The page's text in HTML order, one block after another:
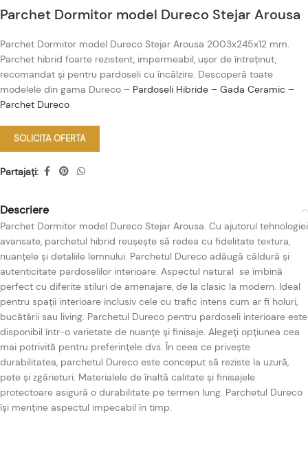
Parchet Dormitor model Dureco Stejar Arousa
Parchet Dormitor model Dureco Stejar Arousa 2003x245x12 mm.
Parchet hibrid foarte rezistent, impermeabil, ușor de întreținut,
recomandat și pentru pardoseli cu încălzire. Descoperă toate
modelele din gama Dureco – Pardoseli Hibride – Gada Ceramic –
Parchet Dureco
SOLICITA OFERTA
Partajați:
Descriere
Parchet Dormitor model Dureco Stejar Arousa. Cu ajutorul tehnologiei
avansate, parchetul hibrid reușește să redea cu fidelitate textura,
nuanțele și detaliile lemnului. Parchetul Dureco adăugă căldură și
autenticitate pardoselilor interioare. Aspectul natural se îmbină
perfect cu diferite stiluri de amenajare, de la clasic la modern. Ideal
pentru spații interioare inclusiv cele cu trafic intens cum ar fi holuri,
bucătării sau living. Parchetul Dureco pentru pardoseli interioare este
disponibil într-o varietate de nuanțe și finisaje. Alegeți opțiunea cea
mai potrivită pentru preferințele dvs. În ceea ce privește
durabilitatea, parchetul Dureco este conceput să reziste la uzură,
pete și zgârieturi. Materialele de înaltă calitate și finisajele
protectoare asigură o durabilitate pe termen lung. Parchetul Dureco
își menține aspectul impecabil în timp.